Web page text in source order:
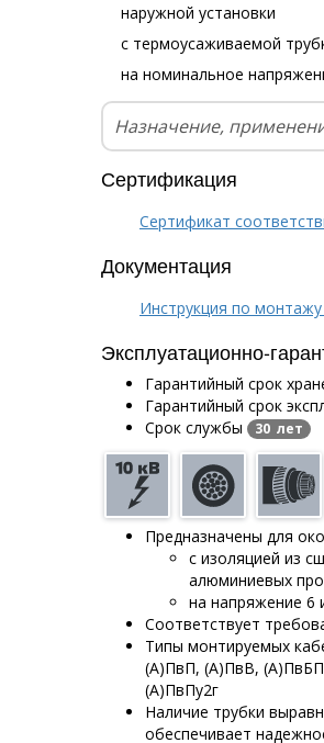
наружной установки
с термоусаживаемой
на номинальное
Назначение,
Сертификация
Сертификат
Документация
Инструкция по
Эксплуатационно-
Гарантийный срок
Гарантийный срок
Срок службы 30 лет
Предназначены для
с изоляцией из
алюминиевых
на напряжение 6
Соответствует
Типы монтируемых
(А)ПвП, (А)ПвВ,
(А)ПвПу2г
Наличие трубки
обеспечивает